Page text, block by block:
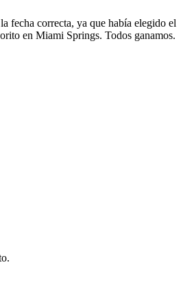
fecha correcta, ya que había elegido el
en Miami Springs. Todos ganamos.